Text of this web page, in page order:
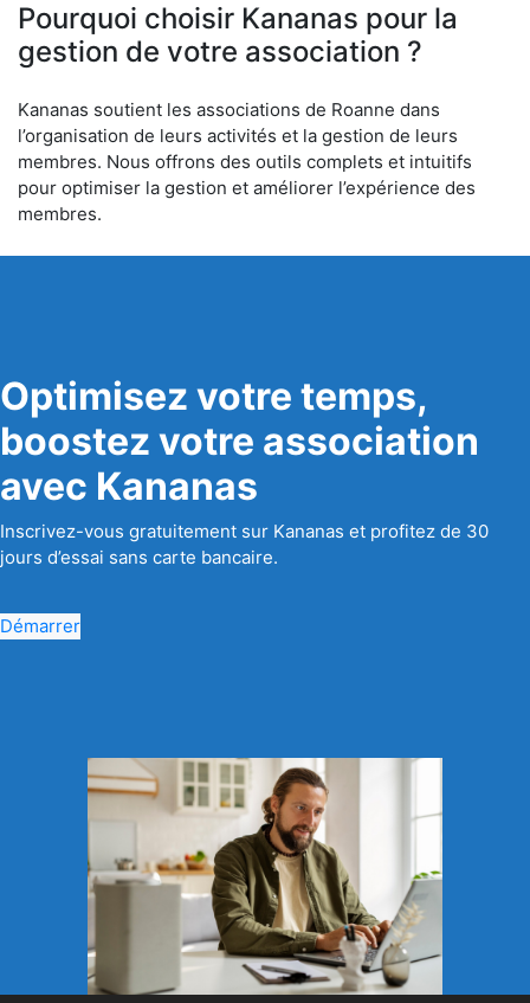
Pourquoi choisir Kananas pour la
gestion de votre association ?
Kananas soutient les associations de Roanne dans
l’organisation de leurs activités et la gestion de leurs
membres. Nous offrons des outils complets et intuitifs
pour optimiser la gestion et améliorer l’expérience des
membres.
Optimisez votre temps,
boostez votre association
avec Kananas
Inscrivez-vous gratuitement sur Kananas et profitez de 30
jours d’essai sans carte bancaire.
Démarrer